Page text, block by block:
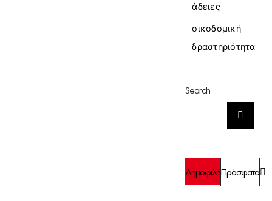
άδειες
οικοδομική
δραστηριότητα
Search
Αναζήτηση
ΔημοφιλήΠρόσφατα